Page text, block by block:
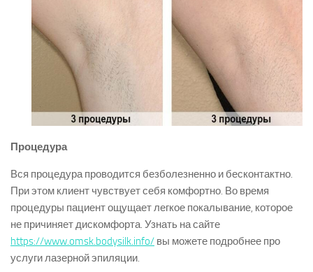
Процедура
Вся процедура проводится безболезненно и бесконтактно.
При этом клиент чувствует себя комфортно. Во время
процедуры пациент ощущает легкое покалывание, которое
не причиняет дискомфорта. Узнать на сайте
https://www.omsk.bodysilk.info/ вы можете подробнее про
услуги лазерной эпиляции.